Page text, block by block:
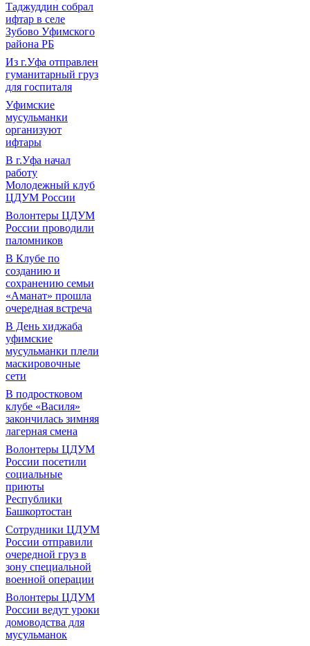
Таджуддин собрал
ифтар в селе
Зубово Уфимского
района РБ
Из г.Уфа отправлен
гуманитарный груз
для госпиталя
Уфимские
мусульманки
организуют
ифтары
В г.Уфа начал
работу
Молодежный клуб
ЦДУМ России
Волонтеры ЦДУМ
России проводили
паломников
В Клубе по
созданию и
сохранению семьи
«Аманат» прошла
очередная встреча
В День хиджаба
уфимские
мусульманки плели
маскировочные
сети
В подростковом
клубе «Василя»
закончилась зимняя
лагерная смена
Волонтеры ЦДУМ
России посетили
социальные
приюты
Республики
Башкортостан
Сотрудники ЦДУМ
России отправили
очередной груз в
зону специальной
военной операции
Волонтеры ЦДУМ
России ведут уроки
домоводства для
мусульманок